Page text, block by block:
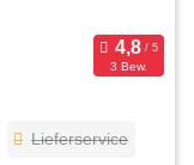
3 Bew.
Lieferservice